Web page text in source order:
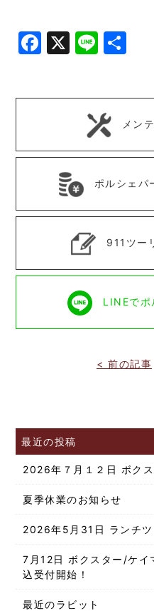
Facebook
X Line
メン
ポルシェパ
911ツー
LINEでポ
< 前の記事
最近の投稿
2026年７月１２日 ボク
夏季休業のお知らせ
2026年5月31日 ランチツ
7月12日 ボクスター/ケイ
込受付開始！
最近のラビット